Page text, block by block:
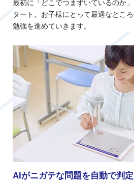
最初に「どこでつまずいているのか
タート。お子様にとって最適なとこ
勉強を進めていきます。
AIがニガテな問題を自動で判